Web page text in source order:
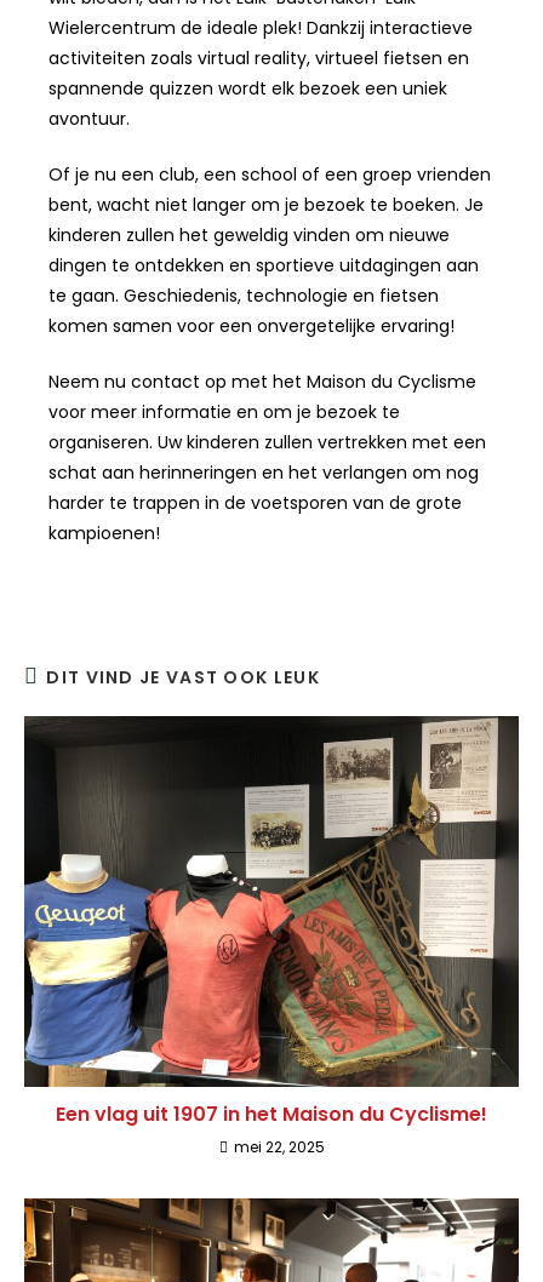
Wielercentrum de ideale plek! Dankzij interactieve
activiteiten zoals virtual reality, virtueel fietsen en
spannende quizzen wordt elk bezoek een uniek
avontuur.
Of je nu een club, een school of een groep vrienden
bent, wacht niet langer om je bezoek te boeken. Je
kinderen zullen het geweldig vinden om nieuwe
dingen te ontdekken en sportieve uitdagingen aan
te gaan. Geschiedenis, technologie en fietsen
komen samen voor een onvergetelijke ervaring!
Neem nu contact op met het Maison du Cyclisme
voor meer informatie en om je bezoek te
organiseren. Uw kinderen zullen vertrekken met een
schat aan herinneringen en het verlangen om nog
harder te trappen in de voetsporen van de grote
kampioenen!
DIT VIND JE VAST OOK LEUK
Een vlag uit 1907 in het Maison du Cyclisme!
mei 22, 2025